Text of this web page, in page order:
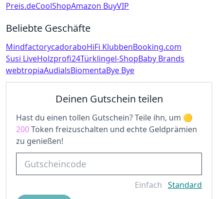
Preis.deCoolShopAmazon BuyVIP
Beliebte Geschäfte
MindfactorycadoraboHiFi KlubbenBooking.com
Susi LiveHolzprofi24Türklingel-ShopBaby Brands
webtropiaAudialsBiomentaBye Bye
Deinen Gutschein teilen
Hast du einen tollen Gutschein? Teile ihn, um
200Token freizuschalten und echte Geldprämien
zu genießen!
Einfach Standard